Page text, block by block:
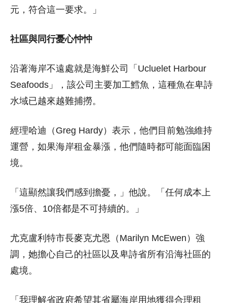
元，符合這一要求。」
社區與同行憂心忡忡
沿著海岸不遠處就是海鮮公司「Ucluelet Harbour
Seafoods」，該公司主要加工鱈魚，這種魚在卑詩
水域已越來越難捕撈。
經理哈迪（Greg Hardy）表示，他們目前勉強維持
運營，如果海岸租金暴漲，他們隨時都可能面臨困
境。
「這顯然讓我們感到擔憂，」他說。「任何成本上
漲5倍、10倍都是不可持續的。」
尤克盧利特市長麥克尤恩（Marilyn McEwen）強
調，她擔心自己的社區以及卑詩省所有沿海社區的
處境。
「我理解省政府希望其省屬海岸用地獲得合理租